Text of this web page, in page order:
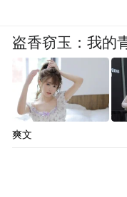
盗香窃玉：我的
爽文